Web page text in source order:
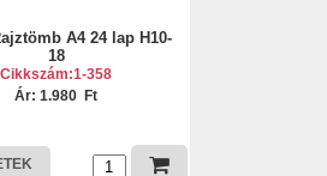
A4 24 lap H10-
18
Cikkszám:1-358
Ár: 1.980 Ft